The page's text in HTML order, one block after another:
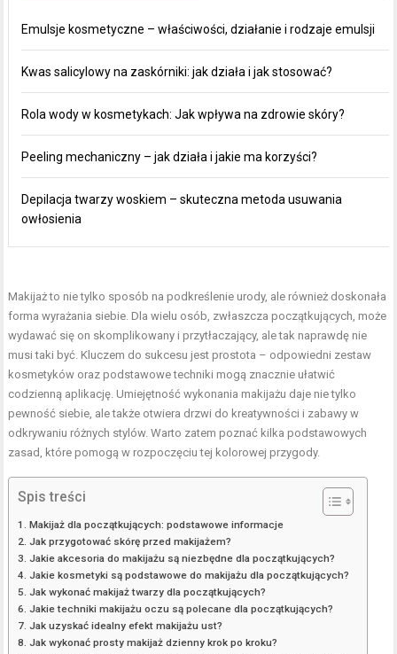
Emulsje kosmetyczne – właściwości, działanie i rodzaje emulsji
Kwas salicylowy na zaskórniki: jak działa i jak stosować?
Rola wody w kosmetykach: Jak wpływa na zdrowie skóry?
Peeling mechaniczny – jak działa i jakie ma korzyści?
Depilacja twarzy woskiem – skuteczna metoda usuwania
owłosienia
Makijaż to nie tylko sposób na podkreślenie urody, ale również doskonała
forma wyrażania siebie. Dla wielu osób, zwłaszcza początkujących, może
wydawać się on skomplikowany i przytłaczający, ale tak naprawdę nie
musi taki być. Kluczem do sukcesu jest prostota – odpowiedni zestaw
kosmetyków oraz podstawowe techniki mogą znacznie ułatwić
codzienną aplikację. Umiejętność wykonania makijażu daje nie tylko
pewność siebie, ale także otwiera drzwi do kreatywności i zabawy w
odkrywaniu różnych stylów. Warto zatem poznać kilka podstawowych
zasad, które pomogą w rozpoczęciu tej kolorowej przygody.
Spis treści
Makijaż dla początkujących: podstawowe informacje
Jak przygotować skórę przed makijażem?
Jakie akcesoria do makijażu są niezbędne dla początkujących?
Jakie kosmetyki są podstawowe do makijażu dla początkujących?
Jak wykonać makijaż twarzy dla początkujących?
Jakie techniki makijażu oczu są polecane dla początkujących?
Jak uzyskać idealny efekt makijażu ust?
Jak wykonać prosty makijaż dzienny krok po kroku?